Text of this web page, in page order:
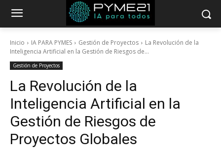
Inicio IA PARA PYMES Gestión de Proyectos
La Revolución de la
Inteligencia Artificial en la Gestión de Riesgos de...
Gestión de Proyectos
La Revolución de la
Inteligencia Artificial en la
Gestión de Riesgos de
Proyectos Globales